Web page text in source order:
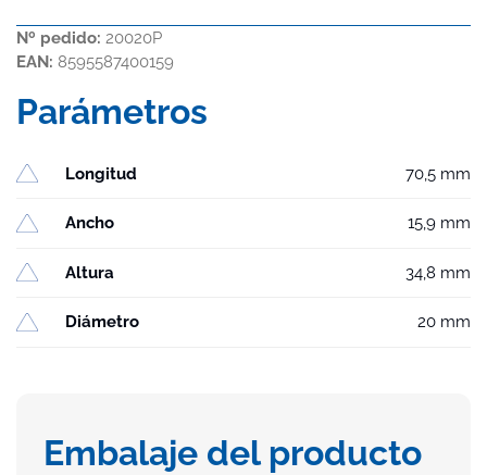
Nº pedido: 20020P
EAN: 8595587400159
Parámetros
Longitud 70,5 mm
Ancho 15,9 mm
Altura 34,8 mm
Diámetro 20 mm
Embalaje del producto